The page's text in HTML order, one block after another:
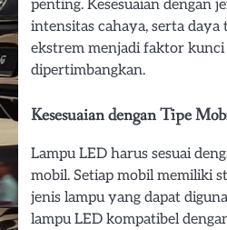
penting. Kesesuaian dengan
intensitas cahaya, serta daya
ekstrem menjadi faktor
dipertimbangkan.
Kesesuaian dengan Tipe
Lampu LED harus sesuai
mobil. Setiap mobil memiliki
jenis lampu yang dapat
lampu LED kompatibel